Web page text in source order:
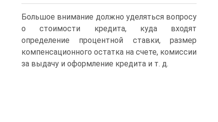
Большое внимание должно уделяться вопросу
о стоимости кредита, куда входят
определение процентной ставки, размер
компенсационного остатка на счете, комиссии
за выдачу и оформление кредита и т. д.